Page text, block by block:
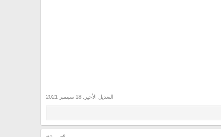
التعديل الأخير: 18 سبتمبر 2021